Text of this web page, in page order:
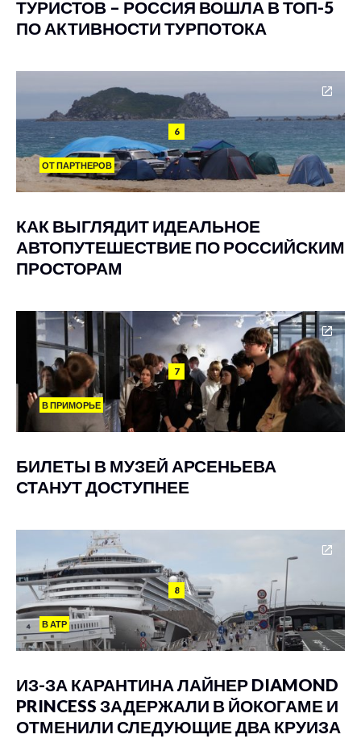
ТУРИСТОВ – РОССИЯ ВОШЛА В ТОП-5
ПО АКТИВНОСТИ ТУРПОТОКА
6
ОТ ПАРТНЕРОВ
КАК ВЫГЛЯДИТ ИДЕАЛЬНОЕ
АВТОПУТЕШЕСТВИЕ ПО РОССИЙСКИМ
ПРОСТОРАМ
7
В ПРИМОРЬЕ
БИЛЕТЫ В МУЗЕЙ АРСЕНЬЕВА
СТАНУТ ДОСТУПНЕЕ
8
В АТР
ИЗ-ЗА КАРАНТИНА ЛАЙНЕР DIAMOND
PRINCESS ЗАДЕРЖАЛИ В ЙОКОГАМЕ И
ОТМЕНИЛИ СЛЕДУЮЩИЕ ДВА КРУИЗА